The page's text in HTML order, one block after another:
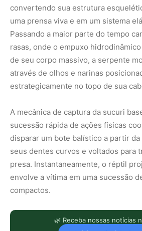
convertendo sua estrutura
uma prensa viva e em um sistema
Passando a maior parte do tempo
rasas, onde o empuxo
de seu corpo massivo, a serpente
através de olhos e narinas
estrategicamente no topo de sua
A mecânica de captura da sucuri
sucessão rápida de ações físicas
disparar um bote balístico a partir da
seus dentes curvos e voltados para
presa. Instantaneamente, o réptil
envolve a vítima em uma sucessão
compactos.
🌿 Receba nossas notícias